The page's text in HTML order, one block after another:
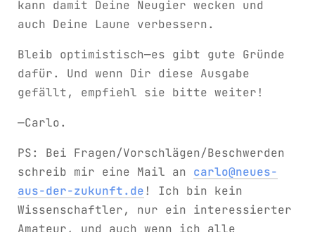
kann damit Deine Neugier wecken und
auch Deine Laune verbessern.
Bleib optimistisch—es gibt gute Gründe
dafür. Und wenn Dir diese Ausgabe
gefällt, empfiehl sie bitte weiter!
—Carlo.
PS: Bei Fragen/Vorschlägen/Beschwerden
schreib mir eine Mail an carlo@neues-
aus-der-zukunft.de! Ich bin kein
Wissenschaftler, nur ein interessierter
Amateur, und auch wenn ich alle